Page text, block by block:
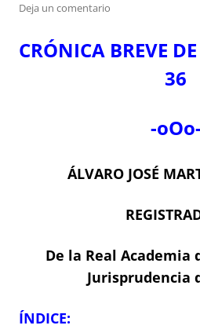
Deja un comentario
CRÓNICA BREVE
36
-oOo-
ÁLVARO JOSÉ
De la Real Academia
Jurisprudencia
ÍNDICE: